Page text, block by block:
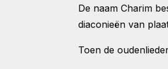
De naam Charim
diaconieën van
Toen de